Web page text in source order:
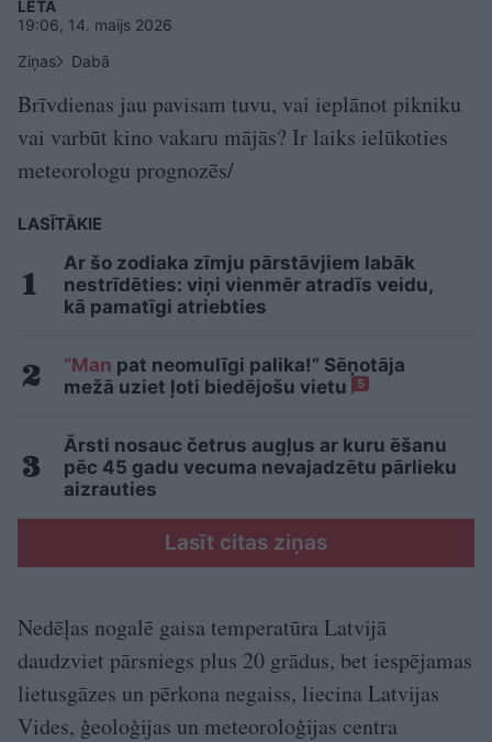
LETA
19:06, 14. maijs 2026
Ziņas
Dabā
Brīvdienas jau pavisam tuvu, vai ieplānot pikniku
vai varbūt kino vakaru mājās? Ir laiks ielūkoties
meteorologu prognozēs/
LASĪTĀKIE
Ar šo zodiaka zīmju pārstāvjiem labāk
nestrīdēties: viņi vienmēr atradīs veidu,
kā pamatīgi atriebties
“Man pat neomulīgi palika!” Sēņotāja
mežā uziet ļoti biedējošu vietu
5
Ārsti nosauc četrus augļus ar kuru ēšanu
pēc 45 gadu vecuma nevajadzētu pārlieku
aizrauties
Lasīt citas ziņas
Nedēļas nogalē gaisa temperatūra Latvijā
daudzviet pārsniegs plus 20 grādus, bet iespējamas
lietusgāzes un pērkona negaiss, liecina Latvijas
Vides, ģeoloģijas un meteoroloģijas centra